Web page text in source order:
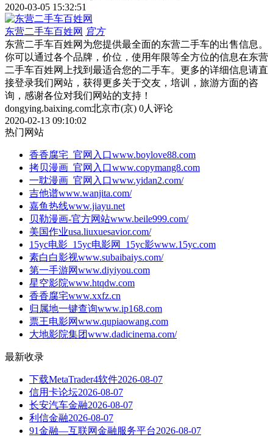
2020-03-05 15:32:51
东营二手车百姓网 官方
东营二手车百姓网为您提供最全面的东营二手车的出售信息。
你可以通过各个品牌，价位，使用年限等全方位的信息在东营
二手车百姓网上找到最适合您的二手车。更多的详细信息请直
接登录我们网站，获得更多关于交友，培训，旅游方面的咨
询，感谢各位对我们网站的支持！
dongying.baixing.com北京市(京) 0人评论
2020-02-13 09:10:02
热门网站
香香腐宅_官网入口www.boylove88.com
拷贝漫画_官网入口www.copymang8.com
一耽漫画_官网入口www.yidan2.com/
吉他谱www.wanjita.com/
嘉鱼热线www.jiayu.net
贝勒漫画-官方网站www.beile999.com/
美国作业usa.liuxuesavior.com/
15yc电影_15yc电影网_15yc影www.15yc.com
素白白影视www.subaibaiys.com/
第一手游网www.diyiyou.com
星空影院www.htqdw.com
香香腐宅www.xxfz.cn
归属地一键查询www.ip168.com
票王电影网www.qupiaowang.com
大地影院集团www.dadicinema.com/
最新收录
下载MetaTrader4软件2026-08-07
信用卡论坛2026-08-07
长安汽车金融2026-08-07
利信金融2026-08-07
91金融—互联网金融服务平台2026-08-07